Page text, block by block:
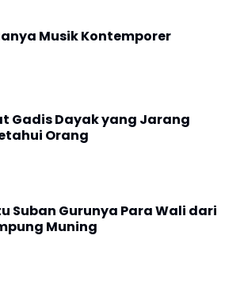
Musik Kontemporer
Gadis Dayak yang Jarang
Orang
Suban Gurunya Para Wali dari
Muning